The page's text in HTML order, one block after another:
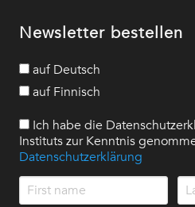
Newsletter bestellen
auf Deutsch
auf Finnisch
Ich habe die
Instituts zur Kenntnis
Datenschutzerklärung